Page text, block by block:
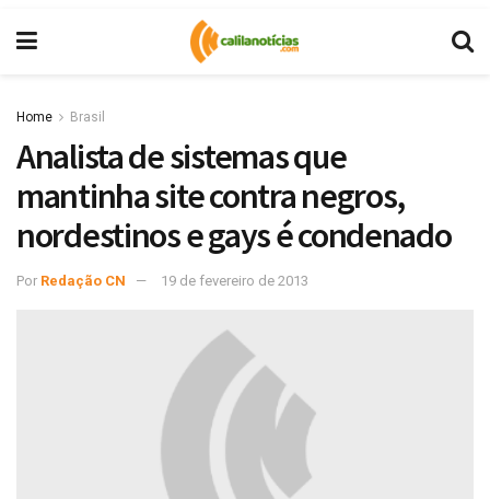
Home Brasil
Analista de sistemas que
mantinha site contra negros,
nordestinos e gays é condenado
Por Redação CN 19 de fevereiro de 2013